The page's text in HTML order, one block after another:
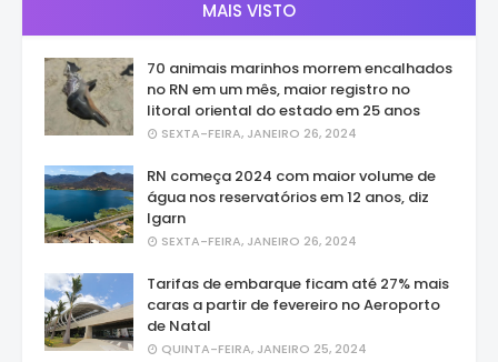
MAIS VISTO
70 animais marinhos morrem encalhados
no RN em um mês, maior registro no
litoral oriental do estado em 25 anos
SEXTA-FEIRA, JANEIRO 26, 2024
RN começa 2024 com maior volume de
água nos reservatórios em 12 anos, diz
Igarn
SEXTA-FEIRA, JANEIRO 26, 2024
Tarifas de embarque ficam até 27% mais
caras a partir de fevereiro no Aeroporto
de Natal
QUINTA-FEIRA, JANEIRO 25, 2024